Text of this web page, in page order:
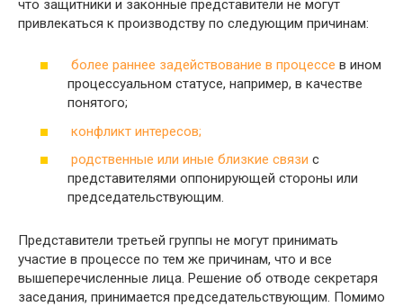
что защитники и законные представители не могут
привлекаться к производству по следующим причинам:
более раннее задействование в процессе в ином
процессуальном статусе, например, в качестве
понятого;
конфликт интересов;
родственные или иные близкие связи с
представителями оппонирующей стороны или
председательствующим.
Представители третьей группы не могут принимать
участие в процессе по тем же причинам, что и все
вышеперечисленные лица. Решение об отводе секретаря
заседания, принимается председательствующим. Помимо